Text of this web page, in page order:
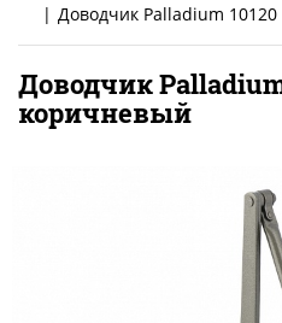
Доводчик Palladium
Доводчик Palladium
коричневый